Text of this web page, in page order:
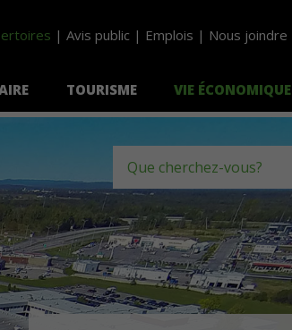
Avis public Emplois Nous joindre
TOURISME VIE ÉCONOMIQUE
Que cherchez-vous?